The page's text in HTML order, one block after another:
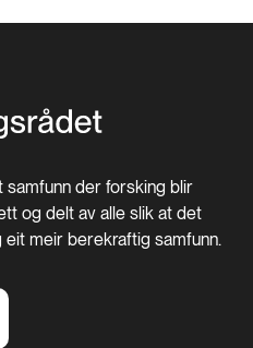
der forsking blir
og delt av alle slik at det
meir berekraftig samfunn.